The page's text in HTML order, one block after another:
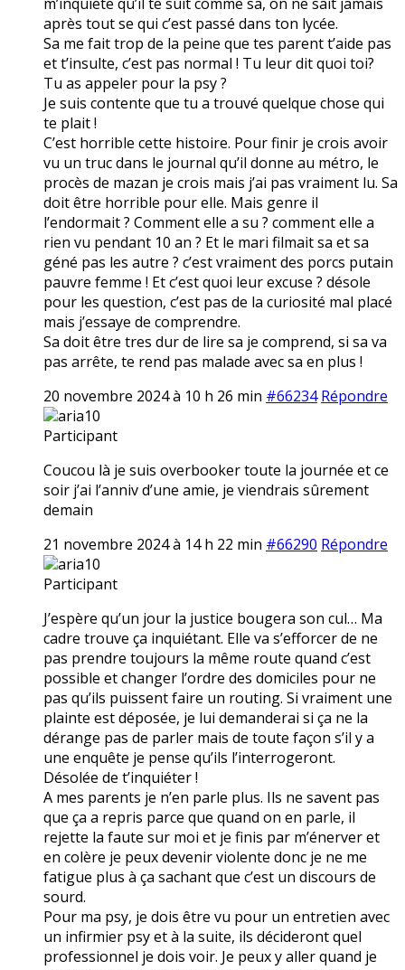
après tout se qui c’est passé dans ton lycée.
Sa me fait trop de la peine que tes parent t’aide pas
et t’insulte, c’est pas normal ! Tu leur dit quoi toi?
Tu as appeler pour la psy ?
Je suis contente que tu a trouvé quelque chose qui
te plait !
C’est horrible cette histoire. Pour finir je crois avoir
vu un truc dans le journal qu’il donne au métro, le
procès de mazan je crois mais j’ai pas vraiment lu. Sa
doit être horrible pour elle. Mais genre il
l’endormait ? Comment elle a su ? comment elle a
rien vu pendant 10 an ? Et le mari filmait sa et sa
géné pas les autre ? c’est vraiment des porcs putain
pauvre femme ! Et c’est quoi leur excuse ? désole
pour les question, c’est pas de la curiosité mal placé
mais j’essaye de comprendre.
Sa doit être tres dur de lire sa je comprend, si sa va
pas arrête, te rend pas malade avec sa en plus !
20 novembre 2024 à 10 h 26 min #66234 Répondre
aria10
Participant
Coucou là je suis overbooker toute la journée et ce
soir j’ai l’anniv d’une amie, je viendrais sûrement
demain
21 novembre 2024 à 14 h 22 min #66290 Répondre
aria10
Participant
J’espère qu’un jour la justice bougera son cul… Ma
cadre trouve ça inquiétant. Elle va s’efforcer de ne
pas prendre toujours la même route quand c’est
possible et changer l’ordre des domiciles pour ne
pas qu’ils puissent faire un routing. Si vraiment une
plainte est déposée, je lui demanderai si ça ne la
dérange pas de parler mais de toute façon s’il y a
une enquête je pense qu’ils l’interrogeront.
Désolée de t’inquiéter !
A mes parents je n’en parle plus. Ils ne savent pas
que ça a repris parce que quand on en parle, il
rejette la faute sur moi et je finis par m’énerver et
en colère je peux devenir violente donc je ne me
fatigue plus à ça sachant que c’est un discours de
sourd.
Pour ma psy, je dois être vu pour un entretien avec
un infirmier psy et à la suite, ils décideront quel
professionnel je dois voir. Je peux y aller quand je